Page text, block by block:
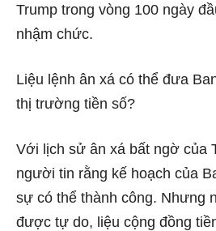
Trump trong vòng 100 ngày
nhậm chức.
Liệu lệnh ân xá có thể đưa
thị trường tiền số?
Với lịch sử ân xá bất ngờ của
người tin rằng kế hoạch của
sự có thể thành công. Nhưng
được tự do, liệu cộng đồng